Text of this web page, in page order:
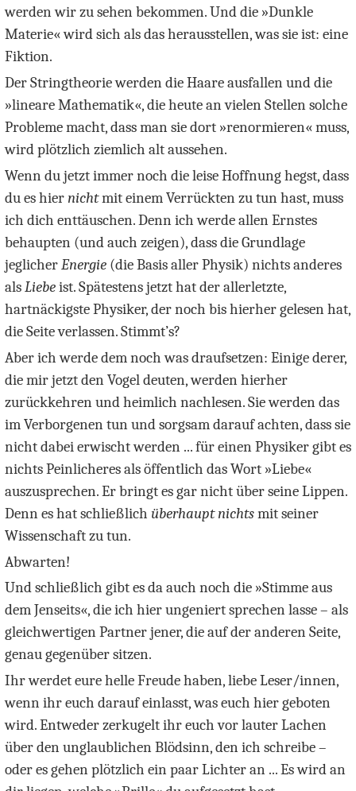
werden wir zu sehen bekommen. Und die »Dunkle
Materie« wird sich als das herausstellen, was sie ist: eine
Fiktion.
Der Stringtheorie werden die Haare ausfallen und die
»lineare Mathematik«, die heute an vielen Stellen solche
Probleme macht, dass man sie dort »renormieren« muss,
wird plötzlich ziemlich alt aussehen.
Wenn du jetzt immer noch die leise Hoffnung hegst, dass
du es hiernichtmit einem Verrückten zu tun hast, muss
ich dich enttäuschen. Denn ich werde allen Ernstes
behaupten (und auch zeigen), dass die Grundlage
jeglicherEnergie (die Basis aller Physik) nichts anderes
alsLiebeist. Spätestens jetzt hat der allerletzte,
hartnäckigste Physiker, der noch bis hierher gelesen hat,
die Seite verlassen. Stimmt’s?
Aber ich werde dem noch was draufsetzen: Einige derer,
die mir jetzt den Vogel deuten, werden hierher
zurückkehren und heimlich nachlesen. Sie werden das
im Verborgenen tun und sorgsam darauf achten, dass sie
nicht dabei erwischt werden ... für einen Physiker gibt es
nichts Peinlicheres als öffentlich das Wort »Liebe«
auszusprechen. Er bringt es gar nicht über seine Lippen.
Denn es hat schließlich überhaupt nichtsmit seiner
Wissenschaft zu tun.
Abwarten!
Und schließlich gibt es da auch noch die »Stimme aus
dem Jenseits«, die ich hier ungeniert sprechen lasse – als
gleichwertigen Partner jener, die auf der anderen Seite,
genau gegenüber sitzen.
Ihr werdet eure helle Freude haben, liebe Leser/innen,
wenn ihr euch darauf einlasst, was euch hier geboten
wird. Entweder zerkugelt ihr euch vor lauter Lachen
über den unglaublichen Blödsinn, den ich schreibe –
oder es gehen plötzlich ein paar Lichter an ... Es wird an